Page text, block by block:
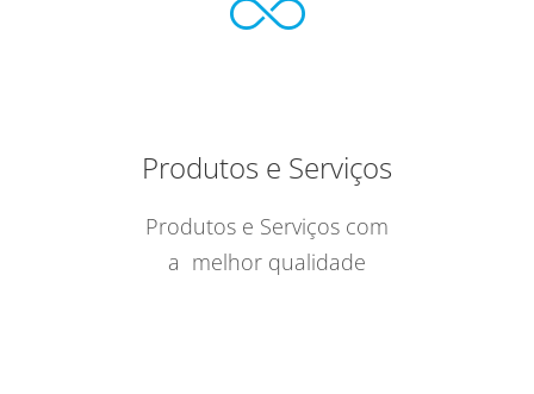
Produtos e Serviços
Produtos e Serviços com
a melhor qualidade